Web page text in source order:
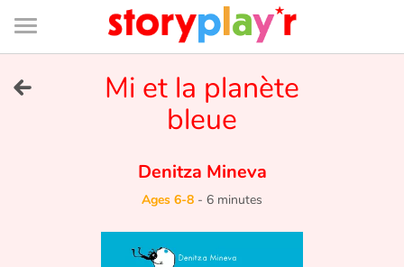
Connexion
Bibliothèque
de
page
Mi et la planète
bleue
Denitza Mineva
Ages 6-8 - 6 minutes